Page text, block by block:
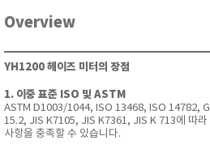
Overview
YH1200 헤이즈 미터의 장점
1. 이중 표준 ISO 및 ASTM
ASTM D1003/1044, ISO 13468, ISO 14782,
15.2, JIS K7105, JIS K7361, JIS K 713에 따라
사항을 충족할 수 있습니다.